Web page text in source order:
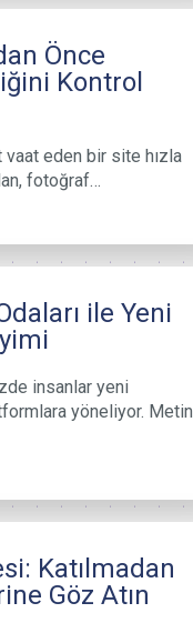
Önce
Kontrol
eden bir site hızla
fotoğraf…
ile Yeni
insanlar yeni
yöneliyor. Metin
Katılmadan
Göz Atın